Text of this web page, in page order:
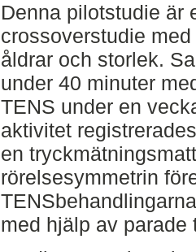
Denna pilotstudie är
crossoverstudie
åldrar och storlek.
under 40 minuter
TENS under en
aktivitet
en
rörelsesymmetrin
med hjälp av parade